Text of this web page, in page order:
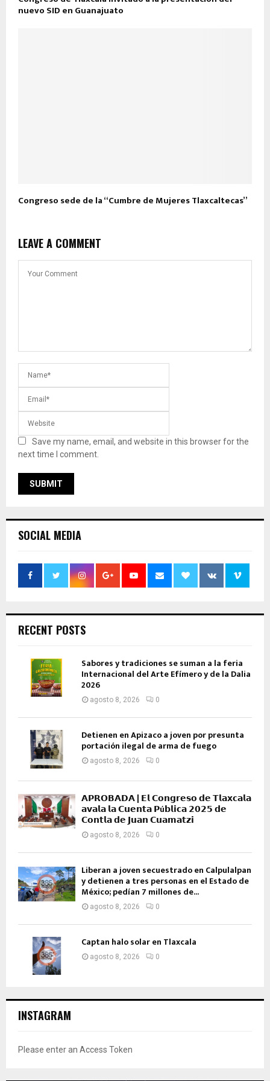
nuevo SID en Guanajuato
Congreso sede de la “Cumbre de Mujeres Tlaxcaltecas”
LEAVE A COMMENT
Save my name, email, and website in this browser for the
next time I comment.
SOCIAL MEDIA
RECENT POSTS
Sabores y tradiciones se suman a la feria
Internacional del Arte Efímero y de la Dalia
2026
agosto 8, 2026 0
Detienen en Apizaco a joven por presunta
portación ilegal de arma de fuego
agosto 8, 2026 0
𝗔𝗣𝗥𝗢𝗕𝗔𝗗𝗔 | 𝗘𝗹 𝗖𝗼𝗻𝗴𝗿𝗲𝘀𝗼 𝗱𝗲 𝗧𝗹𝗮𝘅𝗰𝗮𝗹𝗮
𝗮𝘃𝗮𝗹𝗮 𝗹𝗮 𝗖𝘂𝗲𝗻𝘁𝗮 𝗣ú𝗯𝗹𝗶𝗰𝗮 𝟮𝟬𝟮𝟱 𝗱𝗲
𝗖𝗼𝗻𝘁𝗹𝗮 𝗱𝗲 𝗝𝘂𝗮𝗻 𝗖𝘂𝗮𝗺𝗮𝘁𝘇𝗶
agosto 8, 2026 0
Liberan a joven secuestrado en Calpulalpan
y detienen a tres personas en el Estado de
México; pedían 7 millones de...
agosto 8, 2026 0
Captan halo solar en Tlaxcala
agosto 8, 2026 0
INSTAGRAM
Please enter an Access Token